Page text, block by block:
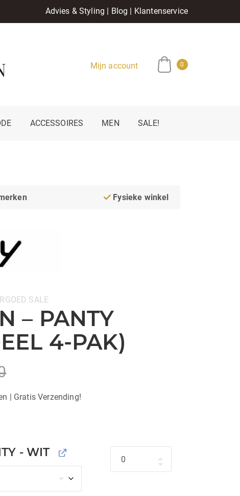
Advies & Styling | Blog | Klantenservice
Mijn account 0
ACCESSOIRES MEN SALE!
Fysieke winkel
SALE
– PANTY
4-PAK)
| Gratis Verzending!
- WIT